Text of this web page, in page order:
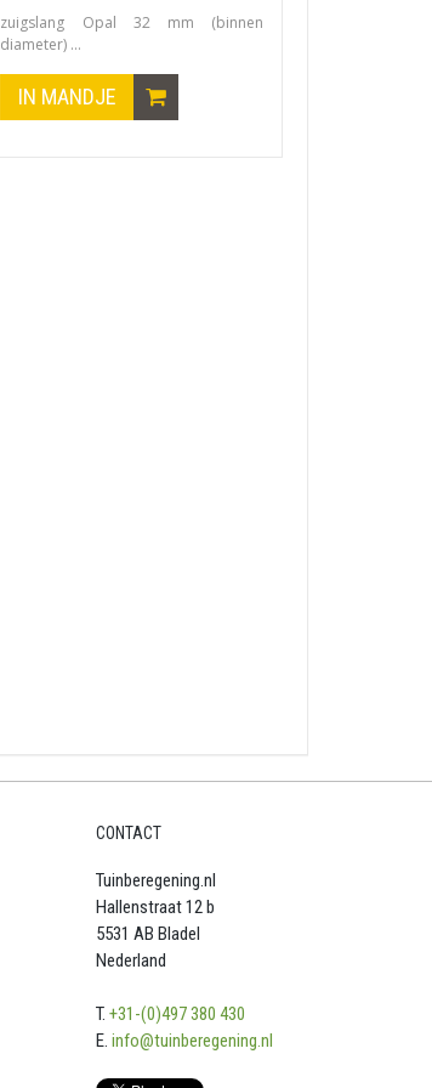
zuigslang Opal 32 mm (binnen
diameter) ...
IN MANDJE
CONTACT
Tuinberegening.nl
Hallenstraat 12 b
5531 AB Bladel
Nederland
T. +31-(0)497 380 430
E. info@tuinberegening.nl